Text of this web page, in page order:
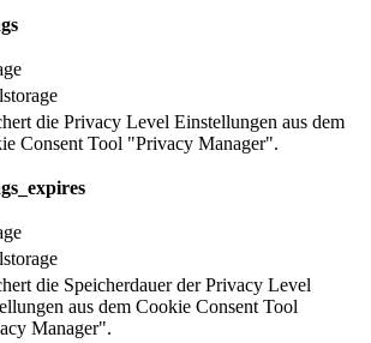
die Privacy Level Einstellungen aus dem
Consent Tool "Privacy Manager".
die Speicherdauer der Privacy Level
aus dem Cookie Consent Tool
Manager".